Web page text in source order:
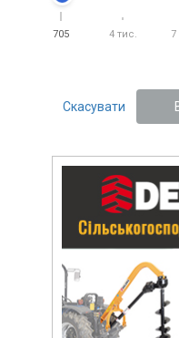
705 4 тис. 7
Скасувати